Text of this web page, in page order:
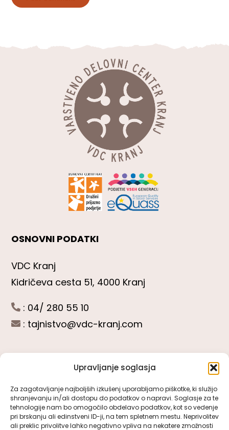
Upravljanje soglasja
Za zagotavljanje najboljših izkušenj uporabljamo piškotke, ki služijo
shranjevanju in/ali dostopu do podatkov o napravi. Soglasje za te
tehnologije nam bo omogočilo obdelavo podatkov, kot so vedenje
pri brskanju ali edinstveni ID-ji, na tem spletnem mestu. Neprivolitev
ali preklic privolitve lahko negativno vpliva na nekatere zmožnosti
OSNOVNI PODATKI
VDC Kranj
Kidričeva cesta 51, 4000 Kranj
: 04/ 280 55 10
: tajnistvo@vdc-kranj.com
Toggle
Navigation
Predstavitev VDC Kranj